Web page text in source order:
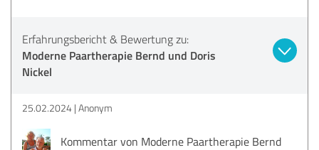
Erfahrungsbericht & Bewertung zu:
Moderne Paartherapie Bernd und Doris
Nickel
25.02.2024 Anonym
Kommentar von Moderne Paartherapie Bernd